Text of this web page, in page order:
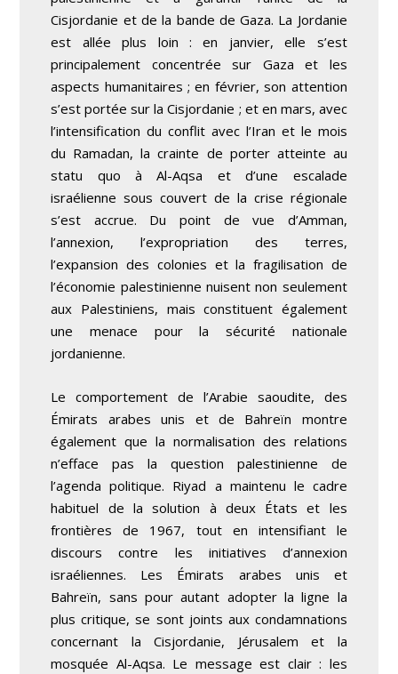
Cisjordanie et de la bande de Gaza. La Jordanie
est allée plus loin : en janvier, elle s’est
principalement concentrée sur Gaza et les
aspects humanitaires ; en février, son attention
s’est portée sur la Cisjordanie ; et en mars, avec
l’intensification du conflit avec l’Iran et le mois
du Ramadan, la crainte de porter atteinte au
statu quo à Al-Aqsa et d’une escalade
israélienne sous couvert de la crise régionale
s’est accrue. Du point de vue d’Amman,
l’annexion, l’expropriation des terres,
l’expansion des colonies et la fragilisation de
l’économie palestinienne nuisent non seulement
aux Palestiniens, mais constituent également
une menace pour la sécurité nationale
jordanienne.
Le comportement de l’Arabie saoudite, des
Émirats arabes unis et de Bahreïn montre
également que la normalisation des relations
n’efface pas la question palestinienne de
l’agenda politique. Riyad a maintenu le cadre
habituel de la solution à deux États et les
frontières de 1967, tout en intensifiant le
discours contre les initiatives d’annexion
israéliennes. Les Émirats arabes unis et
Bahreïn, sans pour autant adopter la ligne la
plus critique, se sont joints aux condamnations
concernant la Cisjordanie, Jérusalem et la
mosquée Al-Aqsa. Le message est clair : les